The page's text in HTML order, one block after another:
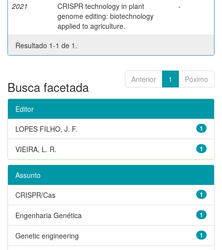
2021
CRISPR technology in plant
genome editing: biotechnology
applied to agriculture.
-
Resultado 1-1 de 1.
Anterior 1 Póximo
Busca facetada
Editor
1
LOPES FILHO, J. F.
1
VIEIRA, L. R.
Assunto
1
CRISPR/Cas
1
Engenharia Genética
1
Genetic engineering